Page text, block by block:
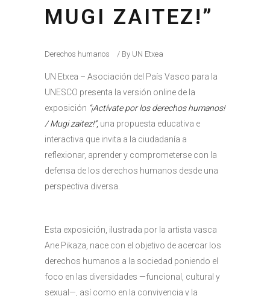
MUGI ZAITEZ!”
Derechos humanos By UN Etxea
UN Etxea – Asociación del País Vasco para la
UNESCO presenta la versión online de la
exposición “¡Actívate por los derechos humanos!
/ Mugi zaitez!”, una propuesta educativa e
interactiva que invita a la ciudadanía a
reflexionar, aprender y comprometerse con la
defensa de los derechos humanos desde una
perspectiva diversa.
Esta exposición, ilustrada por la artista vasca
Ane Pikaza, nace con el objetivo de acercar los
derechos humanos a la sociedad poniendo el
foco en las diversidades —funcional, cultural y
sexual—, así como en la convivencia y la